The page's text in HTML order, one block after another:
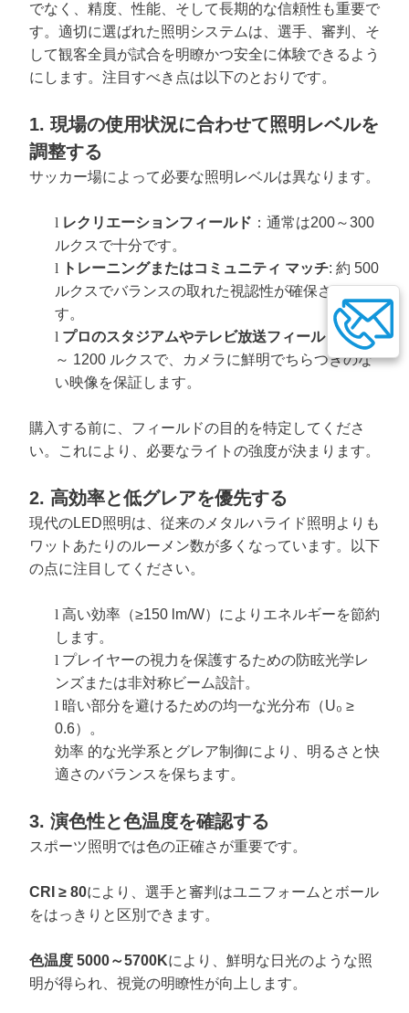
でなく、精度、性能、そして長期的な信頼性も重要で
す。適切に選ばれた照明システムは、選手、審判、そ
して観客全員が試合を明瞭かつ安全に体験できるよう
にします。注目すべき点は以下のとおりです。
1. 現場の使用状況に合わせて照明レベルを
調整する
サッカー場によって必要な照明レベルは異なります。
l レクリエーションフィールド ：通常は200～300
ルクスで十分です。
l
トレーニングまたはコミュニティ マッチ: 約 500
ルクスでバランスの取れた視認性が確保されま
す。
l プロのスタジアムやテレビ放送フィールド: 800
～ 1200 ルクスで、カメラに鮮明でちらつきのな
い映像を保証します。
購入する前に、フィールドの目的を特定してくださ
い。これにより、必要なライトの強度が決まります。
2. 高効率と低グレアを優先する
現代のLED照明は、従来のメタルハライド照明よりも
ワットあたりのルーメン数が多くなっています。以下
の点に注目してください。
l 高い効率（≥150 lm/W）によりエネルギーを節約
します。
l プレイヤーの視力を保護するための防眩光学レ
ンズまたは非対称ビーム設計。
l 暗い部分を避けるための均一な光分布（U₀ ≥
0.6）。
効率 的な光学系とグレア制御により、明るさと快
適さのバランスを保ちます。
3. 演色性と色温度を確認する
スポーツ照明では色の正確さが重要です。
CRI ≥ 80により、選手と審判はユニフォームとボール
をはっきりと区別できます。
色温度 5000～5700Kにより、鮮明な日光のような照
明が得られ、視覚の明瞭性が向上します。